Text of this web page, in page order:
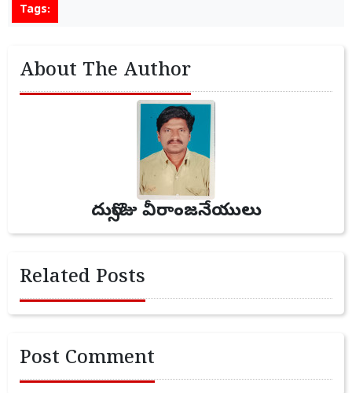
Tags:
About The Author
దుర్సొజు వీరాంజనేయులు
Related Posts
Post Comment